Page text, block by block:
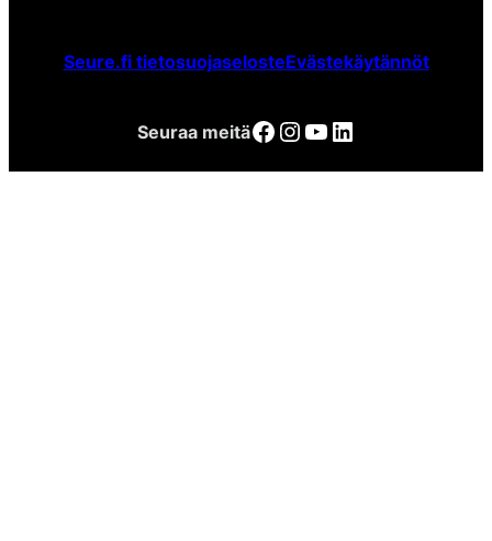
Seure.fi tietosuojaselosteEvästekäytännöt
Seuraa meitäFacebook Instagram YouTube LinkedIn